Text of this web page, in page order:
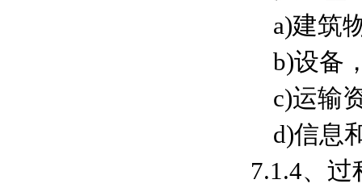
a)建筑
b)设备
c)运输
d)信息
7.1.4、